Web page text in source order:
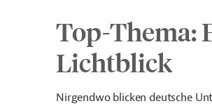
Top-Thema:
Lichtblick
Nirgendwo blicken deutsche